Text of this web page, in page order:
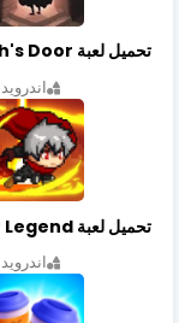
اندرويد
اندرويد